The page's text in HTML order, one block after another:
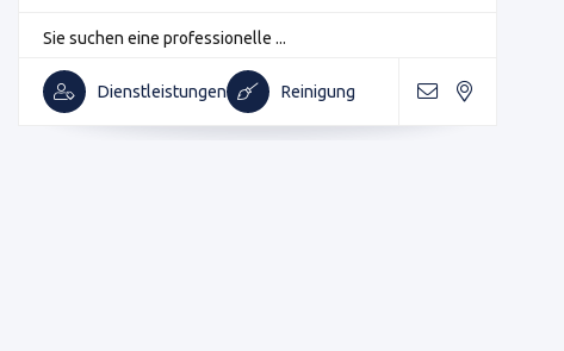
Sie suchen eine professionelle ...
Dienstleistungen Reinigung